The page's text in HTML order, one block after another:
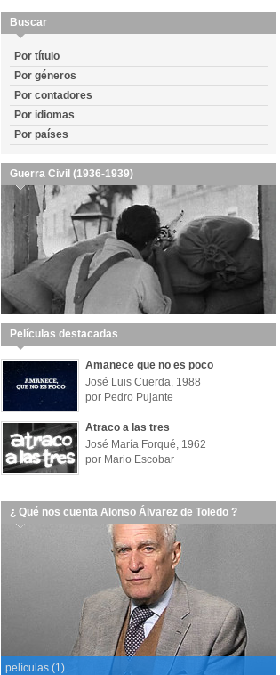
Buscar
Por título
Por géneros
Por contadores
Por idiomas
Por países
Guerra Civil (1936-1939)
Películas destacadas
Amanece que no es poco
José Luis Cuerda, 1988
por Pedro Pujante
Atraco a las tres
José María Forqué, 1962
por Mario Escobar
¿ Qué nos cuenta Alonso Álvarez de Toledo ?
películas (1)